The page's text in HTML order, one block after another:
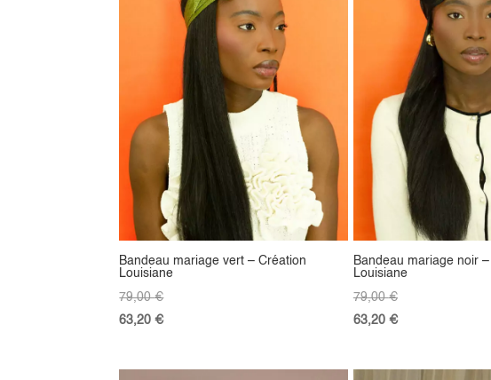
Bandeau mariage vert – Création
Louisiane
79,00€
63,20€
Bandeau mariage noir
Louisiane
79,00€
63,20 €